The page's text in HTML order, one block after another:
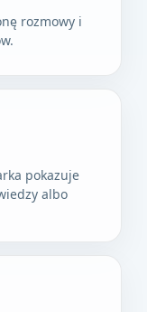
rozmowy i
pokazuje
albo